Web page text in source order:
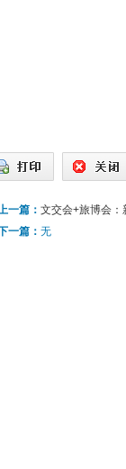
一篇： 文交会+旅博会
一篇： 无